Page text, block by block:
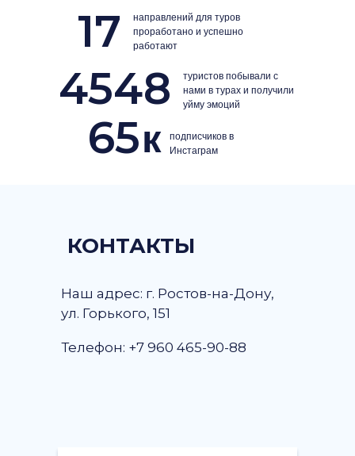
направлений для туров
проработано и успешно
работают
17
туристов побывали с
нами в турах и получили
уйму эмоций
4548
подписчиков в
Инстаграм
к
65
Наш адрес: г. Ростов-на-Дону,
ул. Горького, 151
Телефон: +7 960 465-90-88
КОНТАКТЫ